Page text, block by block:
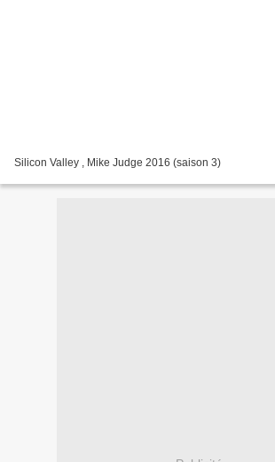
Silicon Valley , Mike Judge 2016 (saison 3)